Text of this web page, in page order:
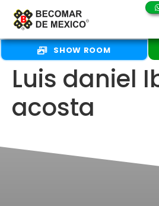
SHOW ROOM
Luis daniel
acosta